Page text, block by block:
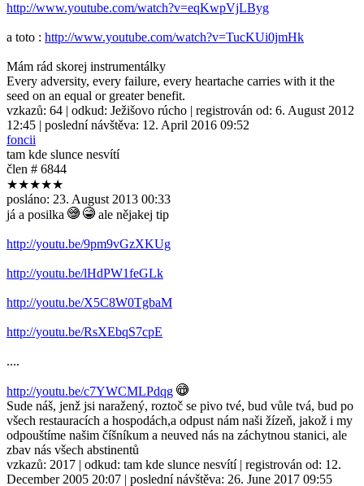
http://www.youtube.com/watch?v=eqKwpVjLByg
a toto : http://www.youtube.com/watch?v=TucKUi0jmHk
Mám rád skorej instrumentálky
Every adversity, every failure, every heartache carries with it the
seed on an equal or greater benefit.
vzkazů: 64 | odkud: Ježišovo rúcho | registrován od: 6. August 2012
12:45 | poslední návštěva: 12. April 2016 09:52
foncii
tam kde slunce nesvítí
člen # 6844
★★★★★
posláno: 23. August 2013 00:33
já a posilka
ale nějakej tip
http://youtu.be/9pm9vGzXKUg
http://youtu.be/lHdPW1feGLk
http://youtu.be/X5C8W0TgbaM
http://youtu.be/RsXEbqS7cpE
....
http://youtu.be/c7YWCMLPdqg
Sude náš, jenž jsi naražený, roztoč se pivo tvé, bud vůle tvá, bud po
všech restauracích a hospodách,a odpust nám naši žízeň, jakož i my
odpouštíme našim číšníkum a neuved nás na záchytnou stanici, ale
zbav nás všech abstinentů
vzkazů: 2017 | odkud: tam kde slunce nesvítí| registrován od: 12.
December 2005 20:07 | poslední návštěva: 26. June 2017 09:55